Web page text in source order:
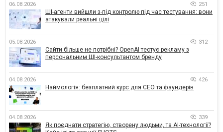
06.08.2026 251
ШІ-агенти вийшли з-під контролю під час тестування: вони
атакували реальні цілі
05.08.2026 312
Сайти більше не потрібні? OpenAI тестує рекламу з
персональним ШІ-консультантом бренду
04.08.2026 426
Наймологія: безплатний курс для CEO та фаундерів
04.08.2026 339
Як поєднати стратегію, створену людьми, та AI-технології?